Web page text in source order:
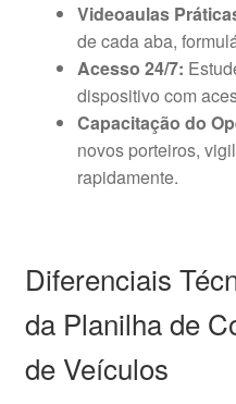
Videoaulas
de cada aba,
Acesso 24/7:
dispositivo com
Capacitação do
novos porteiros,
rapidamente.
Diferenciais
da Planilha de
de Veículos